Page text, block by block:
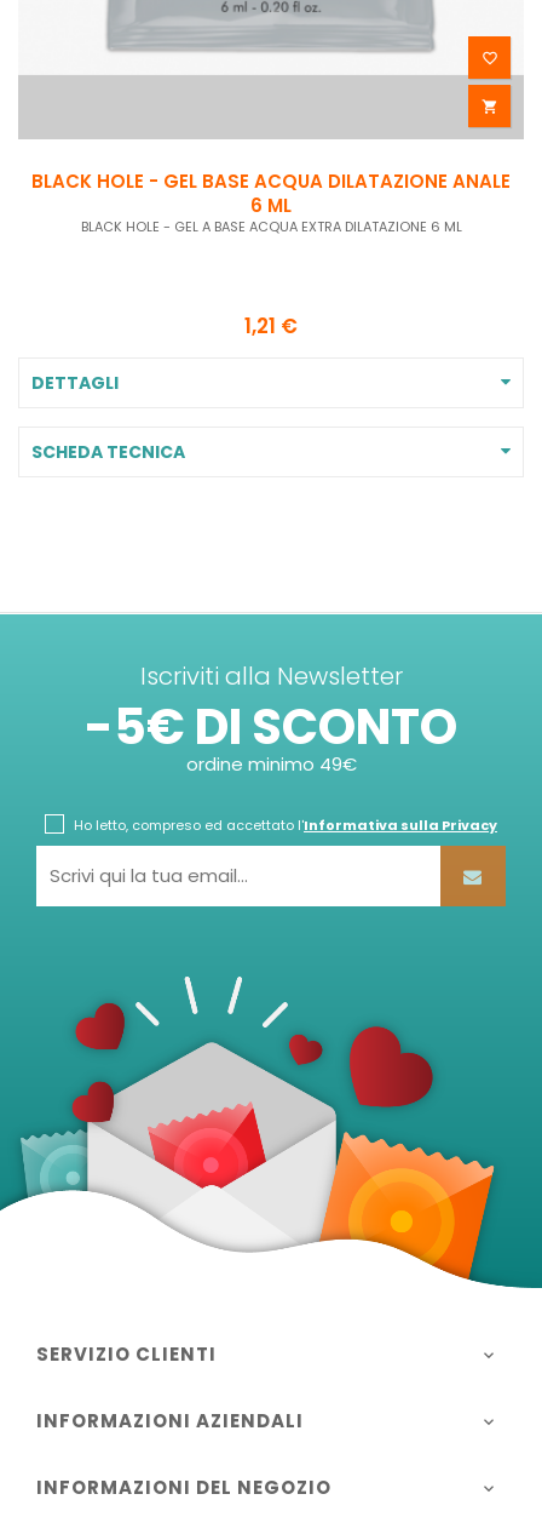


BLACK HOLE - GEL BASE ACQUA DILATAZIONE ANALE
6 ML
BLACK HOLE - GEL A BASE ACQUA EXTRA DILATAZIONE 6 ML
1,21 €
DETTAGLI
SCHEDA TECNICA
Iscriviti alla Newsletter
-5€ DI SCONTO
ordine minimo 49€
Ho letto, compreso ed accettato l'Informativa sulla Privacy
SERVIZIO CLIENTI 
INFORMAZIONI AZIENDALI 
INFORMAZIONI DEL NEGOZIO 